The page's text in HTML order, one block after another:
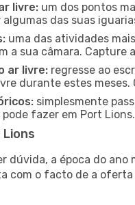
livre: um dos pontos
das suas
uma das atividades
a sua câmara. Capture
ar livre: regresse ao
durante estes
simplesmente
fazer em Port
dúvida, a época do
com o facto de a